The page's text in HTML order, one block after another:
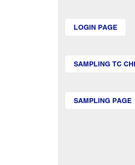
LOGIN PAGE
SAMPLING TC
SAMPLING PAGE